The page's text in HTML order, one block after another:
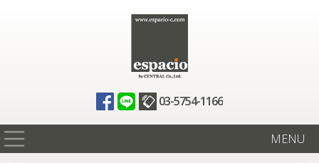
03-5754-1166
MENU